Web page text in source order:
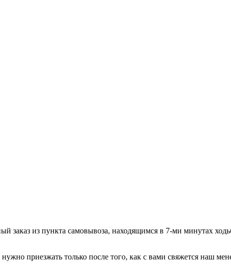
заказ из пункта самовывоза, находящимся в 7-ми минутах
приезжать только после того, как с вами свяжется наш